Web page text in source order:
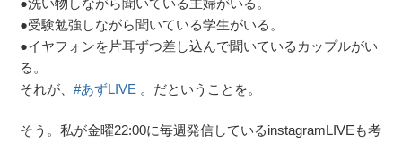
●受験勉強しながら聞いている学生がいる。
●イヤフォンを片耳ずつ差し込んで聞いているカップルがい
る。
それが、#あずLIVE 。だということを。
そう。私が金曜22:00に毎週発信しているinstagramLIVEも考